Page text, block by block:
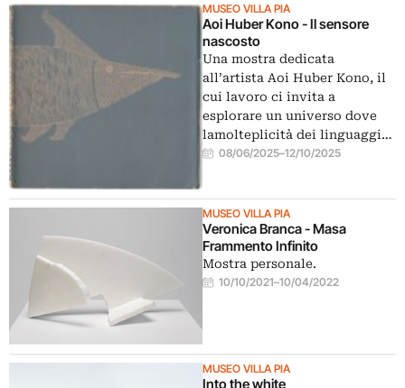
MUSEO VILLA PIA
Aoi Huber Kono - Il sensore
nascosto
Una mostra dedicata
all’artista Aoi Huber Kono, il
cui lavoro ci invita a
esplorare un universo dove
lamolteplicità dei linguaggi…
08/06/2025–12/10/2025
MUSEO VILLA PIA
Veronica Branca - Masa
Frammento Infinito
Mostra personale.
10/10/2021–10/04/2022
MUSEO VILLA PIA
Into the white